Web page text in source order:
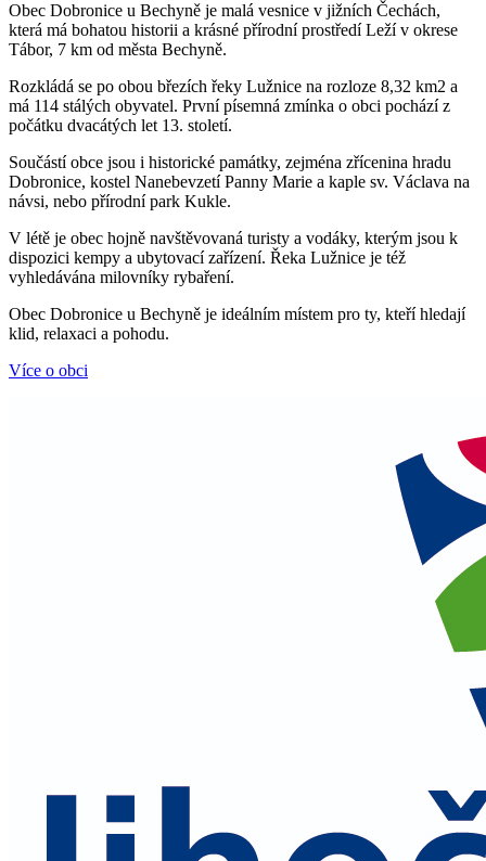
Obec Dobronice u Bechyně je malá vesnice v jižních Čechách,
která má bohatou historii a krásné přírodní prostředí Leží v okrese
Tábor, 7 km od města Bechyně.
Rozkládá se po obou březích řeky Lužnice na rozloze 8,32 km2 a
má 114 stálých obyvatel. První písemná zmínka o obci pochází z
počátku dvacátých let 13. století.
Součástí obce jsou i historické památky, zejména zřícenina hradu
Dobronice, kostel Nanebevzetí Panny Marie a kaple sv. Václava na
návsi, nebo přírodní park Kukle.
V létě je obec hojně navštěvovaná turisty a vodáky, kterým jsou k
dispozici kempy a ubytovací zařízení. Řeka Lužnice je též
vyhledávána milovníky rybaření.
Obec Dobronice u Bechyně je ideálním místem pro ty, kteří hledají
klid, relaxaci a pohodu.
Více o obci